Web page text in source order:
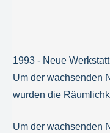
1993 - Neue Werkstatt
Um der wachsenden
wurden die
Um der wachsenden